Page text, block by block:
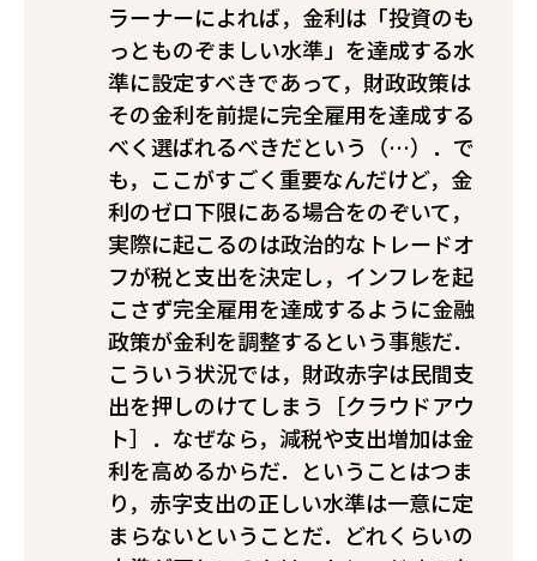
ラーナーによれば，金利は「投資のも
っとものぞましい水準」を達成する水
準に設定すべきであって，財政政策は
その金利を前提に完全雇用を達成する
べく選ばれるべきだという（…）．で
も，ここがすごく重要なんだけど，金
利のゼロ下限にある場合をのぞいて，
実際に起こるのは政治的なトレードオ
フが税と支出を決定し，インフレを起
こさず完全雇用を達成するように金融
政策が金利を調整するという事態だ．
こういう状況では，財政赤字は民間支
出を押しのけてしまう［クラウドアウ
ト］．なぜなら，減税や支出増加は金
利を高めるからだ．ということはつま
り，赤字支出の正しい水準は一意に定
まらないということだ．どれくらいの